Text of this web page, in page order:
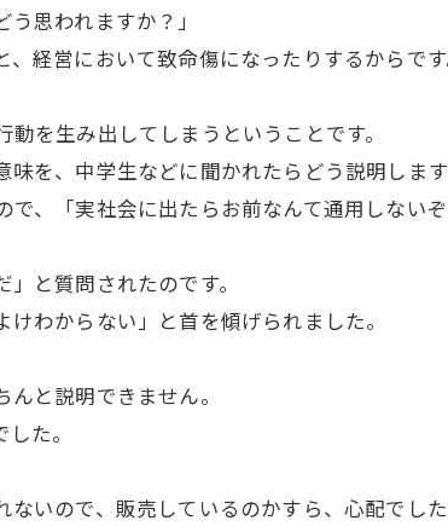
思われますか？」
経営において致命傷になったりするからです
を生み出してしまうということです。
を、中学生などに聞かれたらどう説明しま
、「実社会に出たらお前なんて通用しない
と質問されたのです。
わからない」と首を傾げられました。
と説明できません。
た。
いので、販売しているのかすら、心配でした